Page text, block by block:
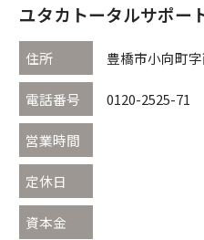
ユタカトータルサポー
住所 豊橋市小向町
電話番号 0120-2525-71
営業時間
定休日
資本金